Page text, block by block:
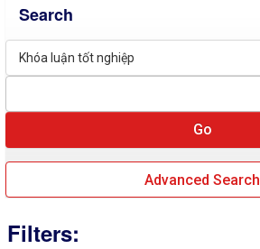
Search
Advanced Search
Filters: